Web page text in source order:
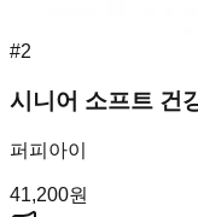
#2
시니어 소프트 건
퍼피아이
41,200원